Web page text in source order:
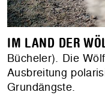
IM LAND DER
Bücheler). Die
Ausbreitung
Grundängste.